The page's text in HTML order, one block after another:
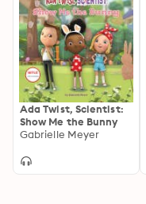
Ada Twist, Scientist:
Show Me the Bunny
Gabrielle Meyer